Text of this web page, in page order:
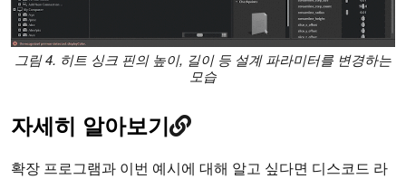
그림 4. 히트 싱크 핀의 높이, 길이 등 설계 파라미터를 변경하는
모습
자세히 알아보기
확장 프로그램과 이번 예시에 대해 알고 싶다면 디스코드 라